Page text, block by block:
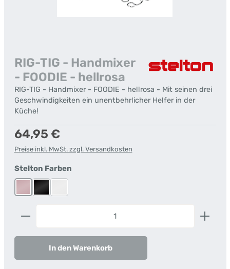
RIG-TIG - Handmixer
- FOODIE - hellrosa
RIG-TIG - Handmixer - FOODIE - hellrosa - Mit seinen drei
Geschwindigkeiten ein unentbehrlicher Helfer in der
Küche!
Regulärer Preis:
64,95 €
Preise inkl. MwSt. zzgl. Versandkosten
Stelton Farbenauswählen
Light RoseSchwarz
Weiß
Produkt Anzahl: Gib den gewünschten Wert ein
In den Warenkorb